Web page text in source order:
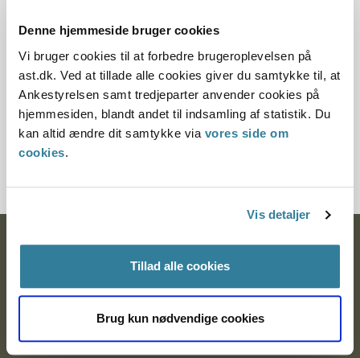
Denne hjemmeside bruger cookies
Vi bruger cookies til at forbedre brugeroplevelsen på
ast.dk. Ved at tillade alle cookies giver du samtykke til, at
Ankestyrelsen samt tredjeparter anvender cookies på
hjemmesiden, blandt andet til indsamling af statistik. Du
kan altid ændre dit samtykke via vores side om
cookies.
Vis detaljer
Tillad alle cookies
Brug kun nødvendige cookies
§ 38
Journalnummer
7000188-08
Ankestyrelsen
Nytorv 7, 2. sal
9000 Aalborg